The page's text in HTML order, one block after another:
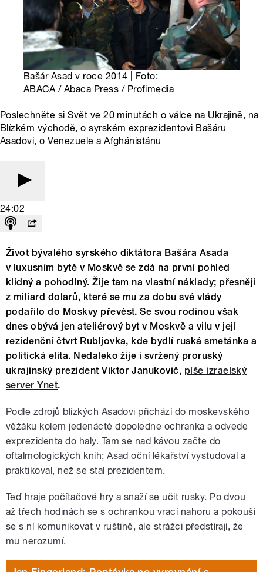
Bašár Asad v roce 2014 | Foto:
ABACA / Abaca Press / Profimedia
Poslechněte si Svět ve 20 minutách o válce na Ukrajině, na
Blízkém východě, o syrském exprezidentovi Bašáru
Asadovi, o Venezuele a Afghánistánu
24:02
Život bývalého syrského diktátora Bašára Asada
v luxusním bytě v Moskvě se zdá na první pohled
klidný a pohodlný. Žije tam na vlastní náklady; přesněji
z miliard dolarů, které se mu za dobu své vlády
podařilo do Moskvy převést. Se svou rodinou však
dnes obývá jen ateliérový byt v Moskvě a vilu v její
rezidenční čtvrt Rubljovka, kde bydlí ruská smetánka a
politická elita. Nedaleko žije i svržený proruský
ukrajinský prezident Viktor Janukovič, píše izraelský
server Ynet.
Podle zdrojů blízkých Asadovi přichází do moskevského
věžáku kolem jedenácté dopoledne ochranka a odvede
exprezidenta do haly. Tam se nad kávou začte do
oftalmologických knih; Asad oční lékařství vystudoval a
praktikoval, než se stal prezidentem.
Teď hraje počítačové hry a snaží se učit rusky. Po dvou
až třech hodinách se s ochrankou vrací nahoru a pokouší
se s ní komunikovat v ruštině, ale strážci předstírají, že
mu nerozumí.